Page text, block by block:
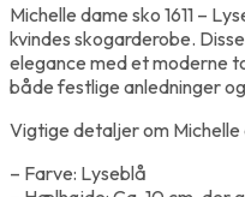
Michelle dame sko 1611 –
kvindes skogarderobe.
elegance med et moderne
både festlige anledninger
Vigtige detaljer om Michelle
– Farve: Lyseblå